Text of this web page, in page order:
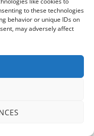
to these technologies
behavior or unique IDs on
may adversely affect
2.0 XL
Mira. Goede
Jawbreaker met